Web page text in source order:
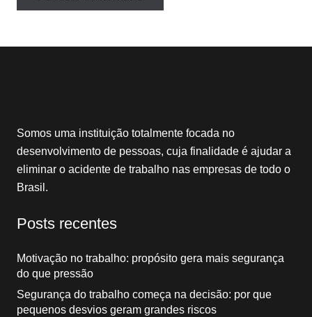
Somos uma instituição totalmente focada no
desenvolvimento de pessoas, cuja finalidade é ajudar a
eliminar o acidente de trabalho nas empresas de todo o
Brasil.
Posts recentes
Motivação no trabalho: propósito gera mais segurança
do que pressão
Segurança do trabalho começa na decisão: por que
pequenos desvios geram grandes riscos